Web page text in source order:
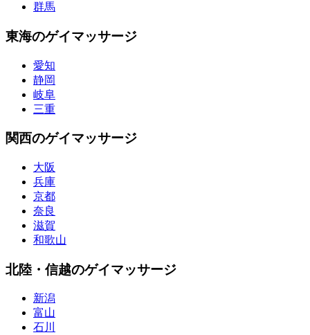
群馬
東海のゲイマッサージ
愛知
静岡
岐阜
三重
関西のゲイマッサージ
大阪
兵庫
京都
奈良
滋賀
和歌山
北陸・信越のゲイマッサージ
新潟
富山
石川